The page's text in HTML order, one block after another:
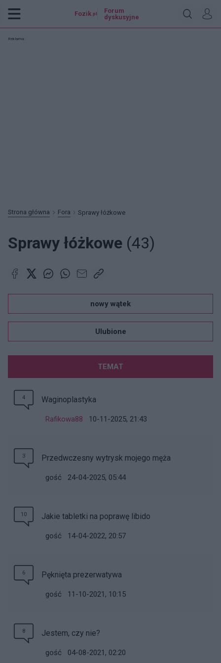
Fozik.pl
Forum
dyskusyjne
Reklama:
Strona główna Fora Sprawy łóżkowe
Sprawy łóżkowe (43)
nowy wątek
Ulubione
TEMAT
4 Waginoplastyka
Rafikowa88 10-11-2025, 21:43
3 Przedwczesny wytrysk mojego męża
gość 24-04-2025, 05:44
10 Jakie tabletki na poprawę libido
gość 14-04-2022, 20:57
6 Pęknięta prezerwatywa
gość 11-10-2021, 10:15
8 Jestem, czy nie?
gość 04-08-2021, 02:20